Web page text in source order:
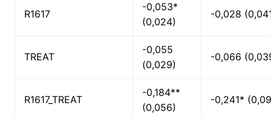
R1617
-0,053*
(0,024)
-0,028
TREAT
-0,055
(0,029)
-0,066
R1617_TREAT
-0,184**
(0,056)
-0,241*